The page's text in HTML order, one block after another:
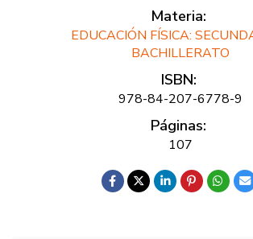
Materia:
EDUCACIÓN FÍSICA:
BACHILLERATO
ISBN:
978-84-207-6778-9
Páginas:
107